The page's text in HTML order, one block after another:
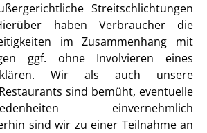
Streitschlichtungen
haben Verbraucher die
im Zusammenhang mit
ggf. ohne Involvieren eines
Wir als auch unsere
sind bemüht, eventuelle
einvernehmlich
sind wir zu einer Teilnahme an